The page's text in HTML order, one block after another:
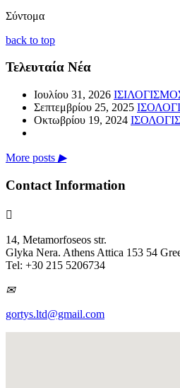
Σύντομα
back to top
Τελευταία Νέα
Ιουλίου 31, 2026
Σεπτεμβρίου 25, 2025
Οκτωβρίου 19, 2024
More posts ▶
Contact Information

14, Metamorfoseos str.
Glyka Nera. Athens Attica 153 54
Tel: +30 215 5206734
✉
gortys.ltd@gmail.com